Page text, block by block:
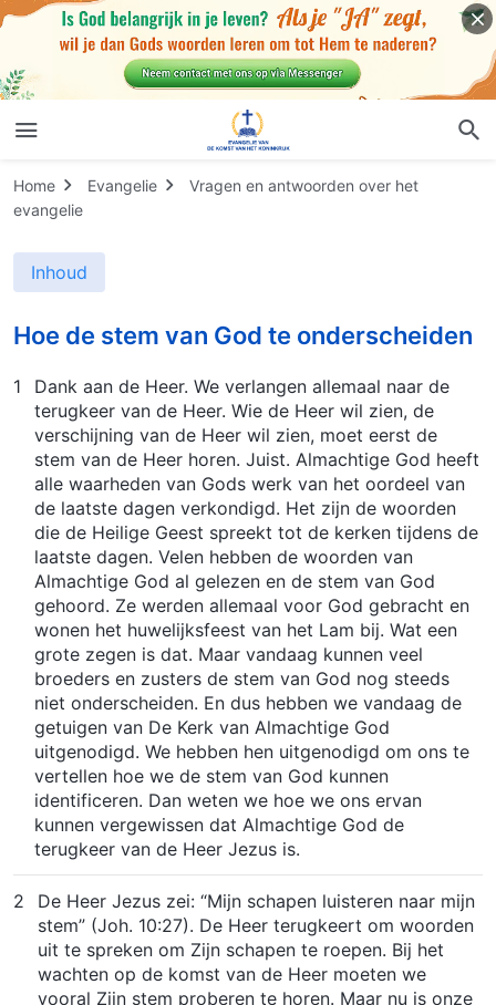
Home Evangelie
Vragen en antwoorden over het
evangelie
Hoe de stem van God te onderscheiden
Inhoud
1
Dank aan de Heer. We verlangen allemaal naar de
terugkeer van de Heer. Wie de Heer wil zien, de
verschijning van de Heer wil zien, moet eerst de
stem van de Heer horen. Juist. Almachtige God heeft
alle waarheden van Gods werk van het oordeel van
de laatste dagen verkondigd. Het zijn de woorden
die de Heilige Geest spreekt tot de kerken tijdens de
laatste dagen. Velen hebben de woorden van
Almachtige God al gelezen en de stem van God
gehoord. Ze werden allemaal voor God gebracht en
wonen het huwelijksfeest van het Lam bij. Wat een
grote zegen is dat. Maar vandaag kunnen veel
broeders en zusters de stem van God nog steeds
niet onderscheiden. En dus hebben we vandaag de
getuigen van De Kerk van Almachtige God
uitgenodigd. We hebben hen uitgenodigd om ons te
vertellen hoe we de stem van God kunnen
identificeren. Dan weten we hoe we ons ervan
kunnen vergewissen dat Almachtige God de
terugkeer van de Heer Jezus is.
2
De Heer Jezus zei: “Mijn schapen luisteren naar mijn
stem” (Joh. 10:27). De Heer terugkeert om woorden
uit te spreken om Zijn schapen te roepen. Bij het
wachten op de komst van de Heer moeten we
vooral Zijn stem proberen te horen. Maar nu is onze